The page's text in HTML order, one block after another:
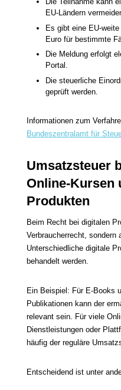
EU-Ländern
Es gibt eine EU-
Euro für bestimmte
Die Meldung erfolgt
Portal.
Die steuerliche
geprüft werden.
Informationen zum
Bundeszentralamt für
Umsatzsteuer
Online-Kursen
Produkten
Beim Recht bei digitalen
Verbraucherrecht, sondern
Unterschiedliche digitale
behandelt werden.
Ein Beispiel: Für E-Books
Publikationen kann der
relevant sein. Für viele
Dienstleistungen oder
häufig der reguläre
Entscheidend ist unter